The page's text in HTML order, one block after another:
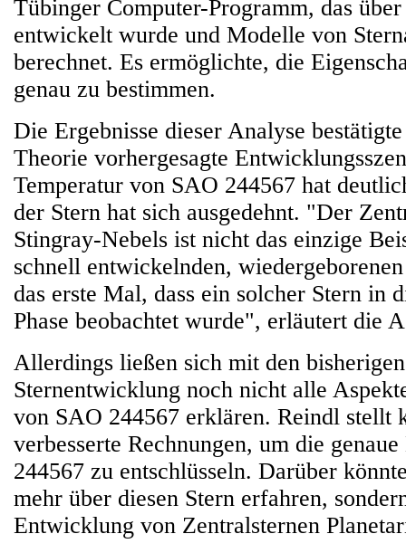
Tübinger Computer-Programm, das über
entwickelt wurde und Modelle von
berechnet. Es ermöglichte, die
genau zu bestimmen.
Die Ergebnisse dieser Analyse
Theorie vorhergesagte
Temperatur von SAO 244567 hat
der Stern hat sich ausgedehnt. "Der
Stingray-Nebels ist nicht das einzige
schnell entwickelnden,
das erste Mal, dass ein solcher Stern in
Phase beobachtet wurde", erläutert die
Allerdings ließen sich mit den
Sternentwicklung noch nicht alle
von SAO 244567 erklären. Reindl stellt
verbesserte Rechnungen, um die
244567 zu entschlüsseln. Darüber
mehr über diesen Stern erfahren,
Entwicklung von Zentralsternen